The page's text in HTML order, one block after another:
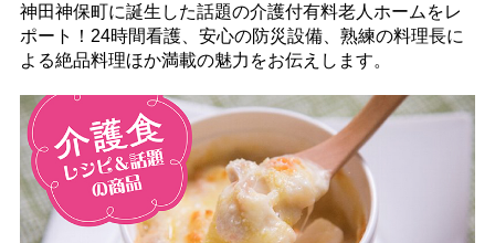
神田神保町に誕生した話題の介護付有料老人ホームをレ
ポート！24時間看護、安心の防災設備、熟練の料理長に
よる絶品料理ほか満載の魅力をお伝えします。